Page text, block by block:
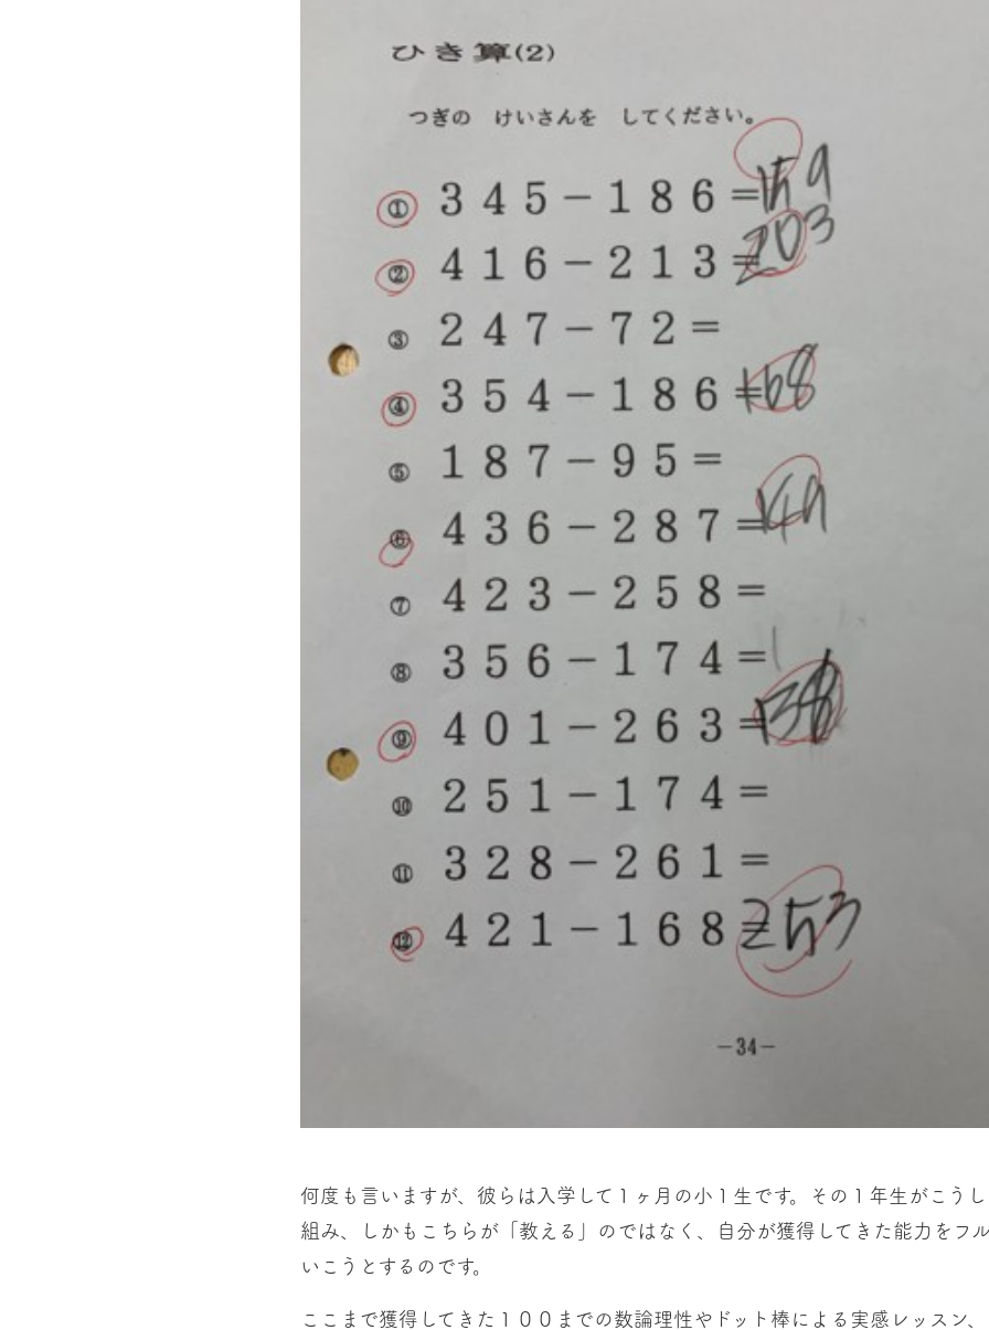
何度も言いますが、彼らは入学して１ヶ月の小１生です。その１年生がこう
組み、しかもこちらが「教える」のではなく、自分が獲得してきた能力をフ
いこうとするのです。
ここまで獲得してきた１００までの数論理性やドット棒による実感レッスン